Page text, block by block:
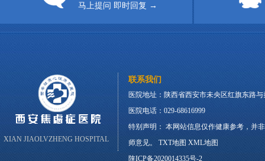
马上提问 即时回复 →
XIAN JIAOLVZHENG HOSPITAL
联系我们
医院地址：陕西省西安市未央区红旗东路
医院电话：029-68616999
特别声明： 本网站信息仅作健康参考，并
师意见。 TXT地图 XML地图
陕ICP备2020014335号-2